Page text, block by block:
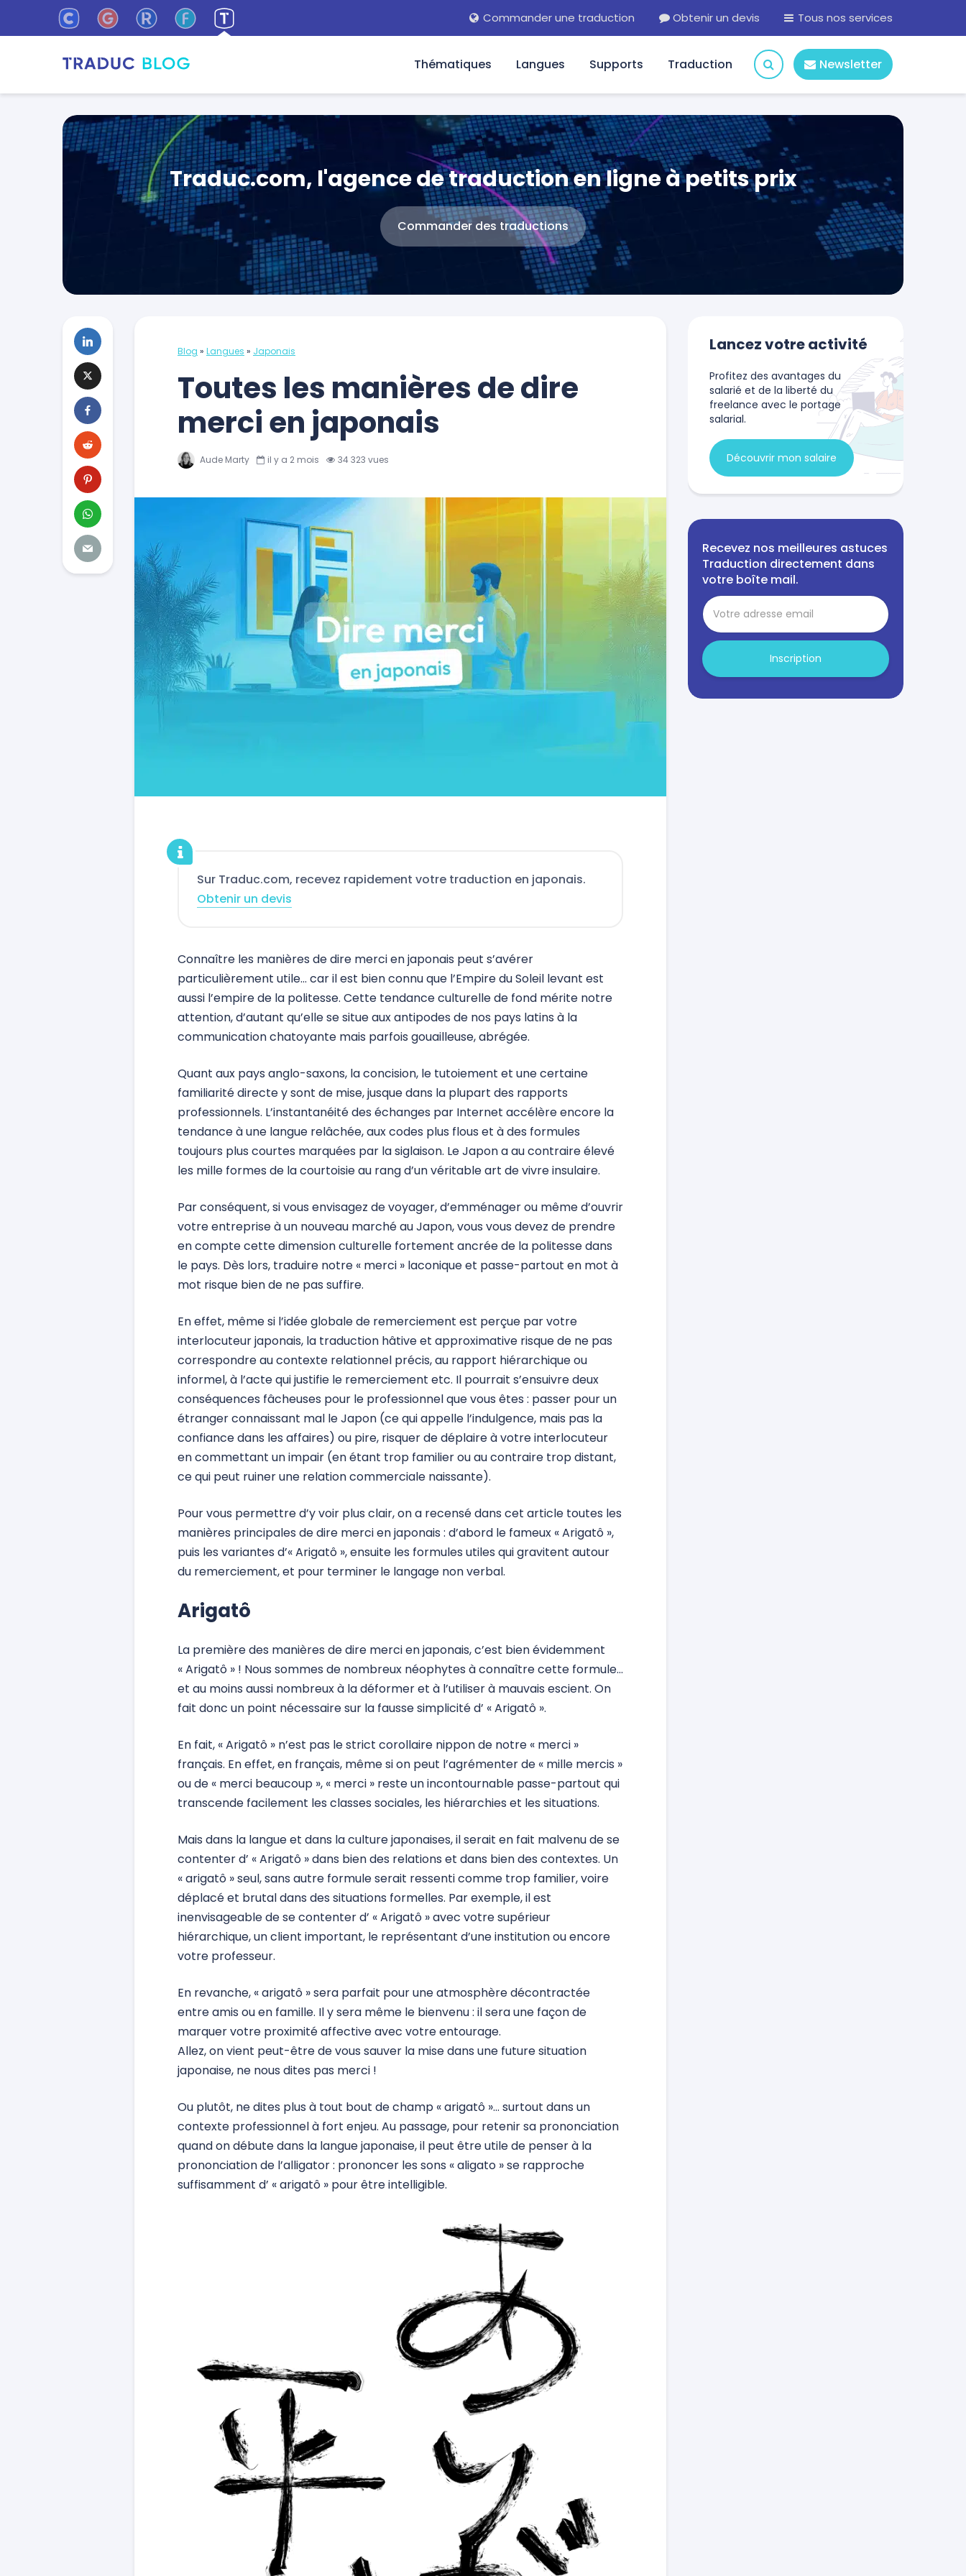
Commander une traduction Obtenir un devis Tous nos services
Thématiques Langues Supports Traduction Newsletter
Traduc.com, l'agence de traduction en ligne à petits prix
Commander des traductions
Blog » Langues » Japonais
Toutes les manières de dire
merci en japonais
Aude Marty il y a 2 mois 34 323 vues
Sur Traduc.com, recevez rapidement votre traduction en japonais.
Obtenir un devis
Connaître les manières de dire merci en japonais peut s’avérer
particulièrement utile… car il est bien connu que l’Empire du Soleil levant est
aussi l’empire de la politesse. Cette tendance culturelle de fond mérite notre
attention, d’autant qu’elle se situe aux antipodes de nos pays latins à la
communication chatoyante mais parfois gouailleuse, abrégée.
Quant aux pays anglo-saxons, la concision, le tutoiement et une certaine
familiarité directe y sont de mise, jusque dans la plupart des rapports
professionnels. L’instantanéité des échanges par Internet accélère encore la
tendance à une langue relâchée, aux codes plus flous et à des formules
toujours plus courtes marquées par la siglaison. Le Japon a au contraire élevé
les mille formes de la courtoisie au rang d’un véritable art de vivre insulaire.
Par conséquent, si vous envisagez de voyager, d’emménager ou même d’ouvrir
votre entreprise à un nouveau marché au Japon, vous vous devez de prendre
en compte cette dimension culturelle fortement ancrée de la politesse dans
le pays. Dès lors, traduire notre « merci » laconique et passe-partout en mot à
mot risque bien de ne pas suffire.
En effet, même si l’idée globale de remerciement est perçue par votre
interlocuteur japonais, la traduction hâtive et approximative risque de ne pas
correspondre au contexte relationnel précis, au rapport hiérarchique ou
informel, à l’acte qui justifie le remerciement etc. Il pourrait s’ensuivre deux
conséquences fâcheuses pour le professionnel que vous êtes : passer pour un
étranger connaissant mal le Japon (ce qui appelle l’indulgence, mais pas la
confiance dans les affaires) ou pire, risquer de déplaire à votre interlocuteur
en commettant un impair (en étant trop familier ou au contraire trop distant,
ce qui peut ruiner une relation commerciale naissante).
Pour vous permettre d’y voir plus clair, on a recensé dans cet article toutes les
manières principales de dire merci en japonais : d’abord le fameux « Arigatô »,
puis les variantes d’« Arigatô », ensuite les formules utiles qui gravitent autour
du remerciement, et pour terminer le langage non verbal.
Arigatô
La première des manières de dire merci en japonais, c’est bien évidemment
« Arigatô » ! Nous sommes de nombreux néophytes à connaître cette formule…
et au moins aussi nombreux à la déformer et à l’utiliser à mauvais escient. On
fait donc un point nécessaire sur la fausse simplicité d’ « Arigatô ».
En fait, « Arigatô » n’est pas le strict corollaire nippon de notre « merci »
français. En effet, en français, même si on peut l’agrémenter de « mille mercis »
ou de « merci beaucoup », « merci » reste un incontournable passe-partout qui
transcende facilement les classes sociales, les hiérarchies et les situations.
Mais dans la langue et dans la culture japonaises, il serait en fait malvenu de se
contenter d’ « Arigatô » dans bien des relations et dans bien des contextes. Un
« arigatô » seul, sans autre formule serait ressenti comme trop familier, voire
déplacé et brutal dans des situations formelles. Par exemple, il est
inenvisageable de se contenter d’ « Arigatô » avec votre supérieur
hiérarchique, un client important, le représentant d’une institution ou encore
votre professeur.
En revanche, « arigatô » sera parfait pour une atmosphère décontractée
entre amis ou en famille. Il y sera même le bienvenu : il sera une façon de
marquer votre proximité affective avec votre entourage.
Allez, on vient peut-être de vous sauver la mise dans une future situation
japonaise, ne nous dites pas merci !
Ou plutôt, ne dites plus à tout bout de champ « arigatô »… surtout dans un
contexte professionnel à fort enjeu. Au passage, pour retenir sa prononciation
quand on débute dans la langue japonaise, il peut être utile de penser à la
prononciation de l’alligator : prononcer les sons « aligato » se rapproche
suffisamment d’ « arigatô » pour être intelligible.
Lancez votre activité
Profitez des avantages du
salarié et de la liberté du
freelance avec le portage
salarial.
Découvrir mon salaire
Recevez nos meilleures astuces
Traduction directement dans
votre boîte mail.
Inscription